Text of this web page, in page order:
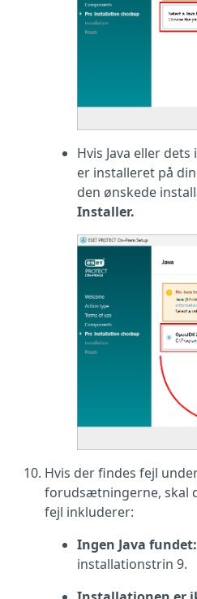
Hvis Java eller
er installeret på
den ønskede
Installer.
Hvis der findes fejl
forudsætningerne, skal
fejl inkluderer:
Ingen Java fundet:
installationstrin 9.